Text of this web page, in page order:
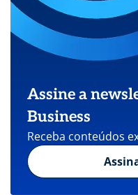
Assine a
Business
Receba conteúdos